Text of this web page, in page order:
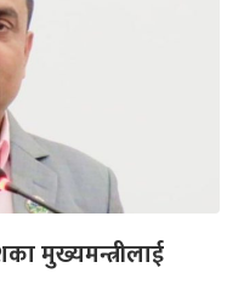
मुख्यमन्त्रीलाई